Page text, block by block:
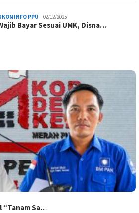
PPU 02/12/2025
Bayar Sesuai UMK, Disna…
“Tanam Sa…